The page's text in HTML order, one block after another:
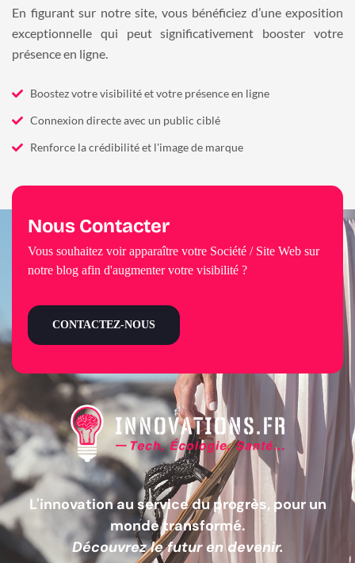
En figurant sur notre site, vous bénéficiez d’une exposition
exceptionnelle qui peut significativement booster votre
présence en ligne.
Boostez votre visibilité et votre présence en ligne
Connexion directe avec un public ciblé
Renforce la crédibilité et l'image de marque
L'innovation au service du progrès, pour un
monde transformé.
Découvrez le futur en devenir.
Nous Contacter
Vous souhaitez voir apparaître votre Société / Site Web sur
notre blog afin d'augmenter votre visibilité ?
CONTACTEZ-NOUS